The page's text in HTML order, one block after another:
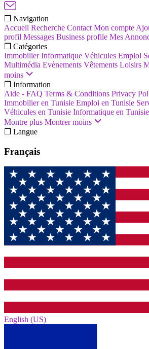
❐ Navigation
Accueil Recherche Contact Mon compte
profil Messages Business profile Mes
❐ Catégories
Immobilier Informatique Véhicules Emploi
Multimédia Evènements Vêtements Loisirs
moins
❐ Information
Aide - FAQ Terms & Conditions Privacy
Immobilier en Tunisie Emploi en Tunisie
Véhicules en Tunisie Informatique en Tunisie
Montre plus Montrer moins
❐ Langue
Français
English (US)‎